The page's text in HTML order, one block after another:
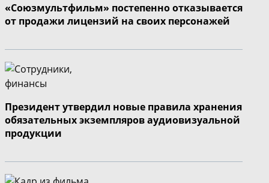
«Союзмультфильм» постепенно отказывается
от продажи лицензий на своих персонажей
Президент утвердил новые правила хранения
обязательных экземпляров аудиовизуальной
продукции